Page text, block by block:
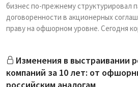
бизнес по-прежнему структурировал
договоренности в акционерных
праву на офшорном уровне. Сегодня
Изменения в выстраивании
компаний за 10 лет: от